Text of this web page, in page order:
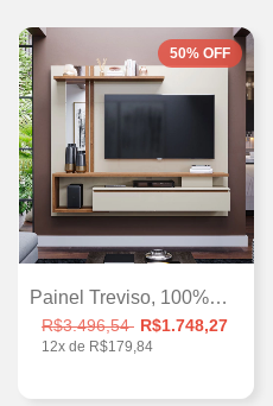
50% OFF
Painel Treviso, 100%MDF, Espaço para TV...
R$3.496,54 R$1.748,27
12x de R$179,84